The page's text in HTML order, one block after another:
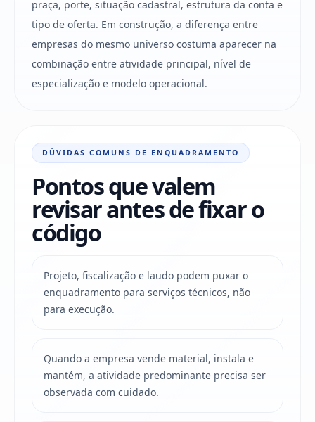
praça, porte, situação cadastral, estrutura da conta e
tipo de oferta. Em construção, a diferença entre
empresas do mesmo universo costuma aparecer na
combinação entre atividade principal, nível de
especialização e modelo operacional.
DÚVIDAS COMUNS DE ENQUADRAMENTO
Pontos que valem
revisar antes de fixar o
código
Projeto, fiscalização e laudo podem puxar o
enquadramento para serviços técnicos, não
para execução.
Quando a empresa vende material, instala e
mantém, a atividade predominante precisa ser
observada com cuidado.